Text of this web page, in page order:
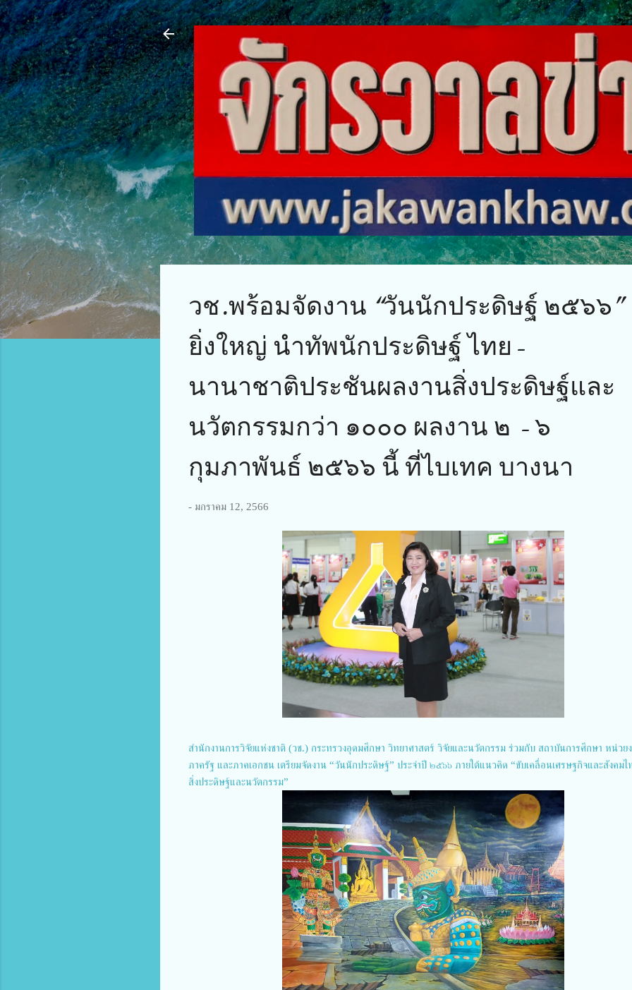
ข้ามไปที่เนื้อหาหลัก
วช.พร้อมจัดงาน “วันนักประดิษฐ์ ๒๕๖๖”
ยิ่งใหญ่ นำทัพนักประดิษฐ์ ไทย-
นานาชาติประชันผลงานสิ่งประดิษฐ์และ
นวัตกรรมกว่า ๑๐๐๐ ผลงาน ๒ - ๖
กุมภาพันธ์ ๒๕๖๖ นี้ ที่ไบเทค บางนา
- มกราคม 12, 2566
สำนักงานการวิจัยแห่งชาติ (วช.) กระทรวงอุดมศึกษา วิทยาศาสตร์ วิจัยและนวัตกรรม ร่วมกับ สถาบันการศึกษา หน่วย
ภาครัฐ และภาคเอกชน เตรียมจัดงาน “วันนักประดิษฐ์” ประจำปี ๒๕๖๖ ภายใต้แนวคิด “ขับเคลื่อนเศรษฐกิจและสังคมไ
สิ่งประดิษฐ์และนวัตกรรม”